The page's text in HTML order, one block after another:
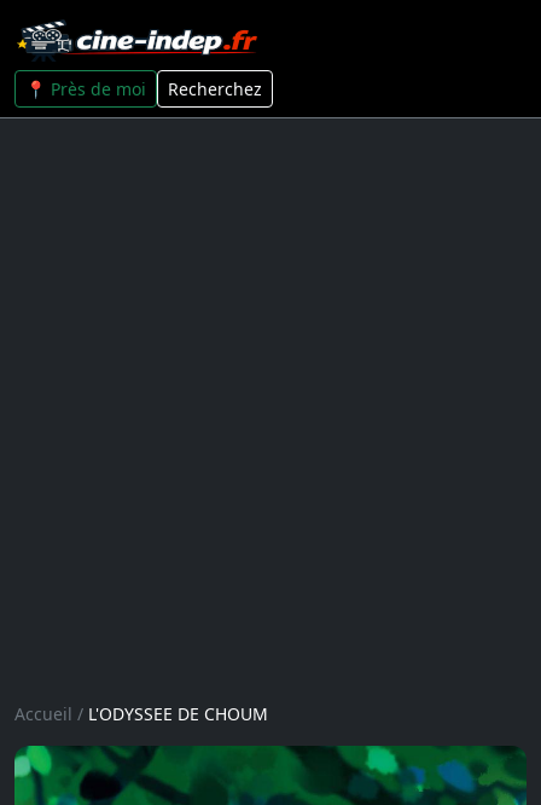
📍 Près de moi Recherchez
Accueil / L'ODYSSEE DE CHOUM